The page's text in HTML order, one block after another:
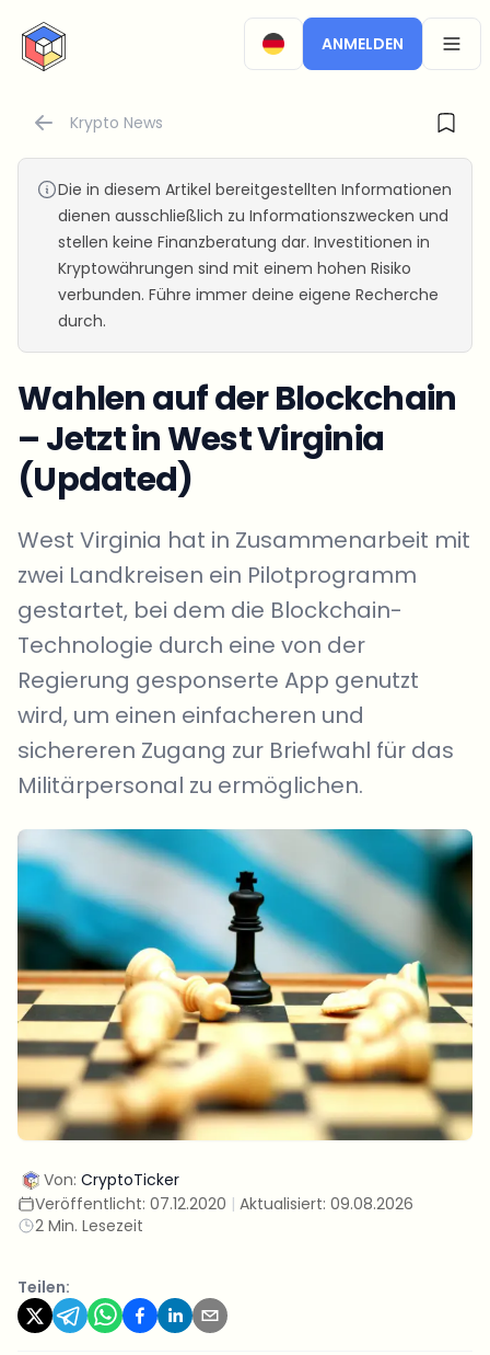
CryptoTicker
ANMELDEN
Krypto News
Die in diesem Artikel bereitgestellten Informationen
dienen ausschließlich zu Informationszwecken und
stellen keine Finanzberatung dar. Investitionen in
Kryptowährungen sind mit einem hohen Risiko
verbunden. Führe immer deine eigene Recherche
durch.
Wahlen auf der Blockchain
– Jetzt in West Virginia
(Updated)
West Virginia hat in Zusammenarbeit mit
zwei Landkreisen ein Pilotprogramm
gestartet, bei dem die Blockchain-
Technologie durch eine von der
Regierung gesponserte App genutzt
wird, um einen einfacheren und
sichereren Zugang zur Briefwahl für das
Militärpersonal zu ermöglichen.
Von: CryptoTicker
Veröffentlicht: 07.12.2020 | Aktualisiert: 09.08.2026
2 Min. Lesezeit
Teilen: